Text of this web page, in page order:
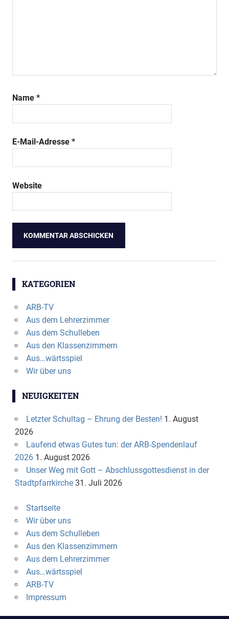
Name *
E-Mail-Adresse *
Website
KATEGORIEN
ARB-TV
Aus dem Lehrerzimmer
Aus dem Schulleben
Aus den Klassenzimmern
Aus…wärtsspiel
Wir über uns
NEUIGKEITEN
Letzter Schultag – Ehrung der Besten! 1. August
2026
Laufend etwas Gutes tun: der ARB-Spendenlauf
2026 1. August 2026
Unser Weg mit Gott – Abschlussgottesdienst in der
Stadtpfarrkirche 31. Juli 2026
Startseite
Wir über uns
Aus dem Schulleben
Aus den Klassenzimmern
Aus dem Lehrerzimmer
Aus…wärtsspiel
ARB-TV
Impressum